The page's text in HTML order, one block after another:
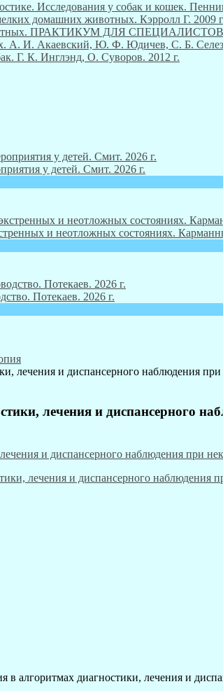
Исследования у собак и кошек.
домашних животных. Кэрролл Г. 2009
ПРАКТИКУМ ДЛЯ
А. И. Акаевский, Ю. Ф. Юдичев, С. Б.
Г. К. Инглэнд, О. Суворов. 2012 г.
у детей. Смит. 2026 г.
и неотложных состояниях.
Потекаев. 2026 г.
лечения и диспансерного наблюдения
лечения и диспансерного
алгоритмах диагностики, лечения и